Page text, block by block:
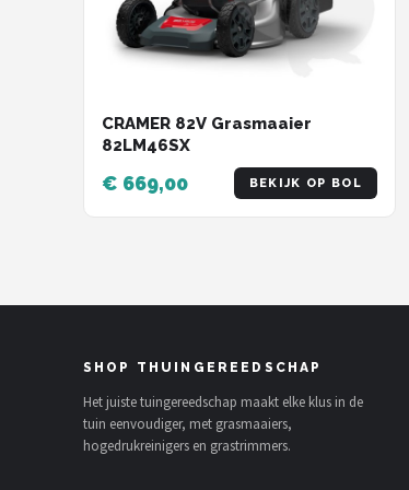
CRAMER 82V Grasmaaier
82LM46SX
€ 669,00 BEKIJK OP BOL
SHOP THUINGEREEDSCHAP
Het juiste tuingereedschap maakt elke klus in de
tuin eenvoudiger, met grasmaaiers,
hogedrukreinigers en grastrimmers.